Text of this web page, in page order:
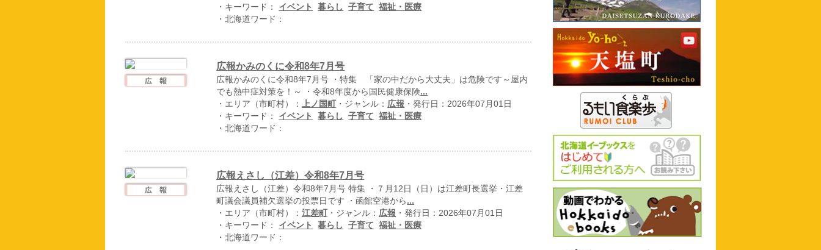
・キーワード： イベント 暮らし 子育て
福祉・医療
・北海道ワード：
広報かみのくに令和8年7月号
広報かみのくに令和8年7月号 ・特集 「家の中だから大丈夫」は危険です～屋内
でも熱中症対策を！～ ・令和8年度から国民健康保険...
・エリア（市町村）：
上ノ国町 ・ジャンル： 広報 ・発行日：2026年07月01日
・キーワード： イベント 暮らし 子育て
福祉・医療
・北海道ワード：
広報えさし（江差）令和8年7月号
広報えさし（江差）令和8年7月号 特集 ・７月12日（日）は江差町長選挙・江差
町議会議員補欠選挙の投票日です ・函館空港から ...
・エリア（市町村）：江差町 ・ジャンル： 広報 ・発行日：2026年07月01日
・キーワード： イベント 暮らし 子育て
福祉・医療
・北海道ワード：